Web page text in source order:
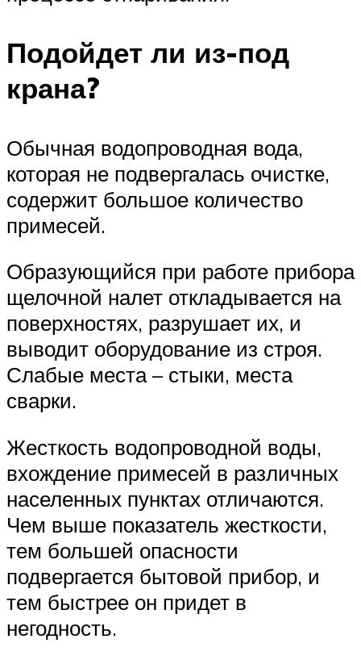
Подойдет ли из-под
крана?
Обычная водопроводная вода,
которая не подвергалась очистке,
содержит большое количество
примесей.
Образующийся при работе прибора
щелочной налет откладывается на
поверхностях, разрушает их, и
выводит оборудование из строя.
Слабые места – стыки, места
сварки.
Жесткость водопроводной воды,
вхождение примесей в различных
населенных пунктах отличаются.
Чем выше показатель жесткости,
тем большей опасности
подвергается бытовой прибор, и
тем быстрее он придет в
негодность.